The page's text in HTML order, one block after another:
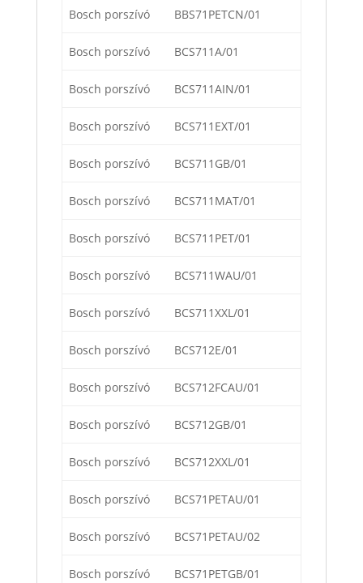
Bosch porszívó BBS71PETCN/01
Bosch porszívó BCS711A/01
Bosch porszívó BCS711AIN/01
Bosch porszívó BCS711EXT/01
Bosch porszívó BCS711GB/01
Bosch porszívó BCS711MAT/01
Bosch porszívó BCS711PET/01
Bosch porszívó BCS711WAU/01
Bosch porszívó BCS711XXL/01
Bosch porszívó BCS712E/01
Bosch porszívó BCS712FCAU/01
Bosch porszívó BCS712GB/01
Bosch porszívó BCS712XXL/01
Bosch porszívó BCS71PETAU/01
Bosch porszívó BCS71PETAU/02
Bosch porszívó BCS71PETGB/01